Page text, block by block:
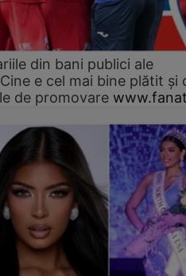
din bani publici ale
e cel mai bine plătit și
de promovare